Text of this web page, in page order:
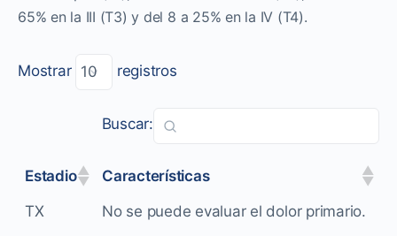
65% en la III (T3) y del 8 a 25% en la IV (T4).
Mostrar registros
Buscar:
Estadio
Características
TX
No se puede evaluar el dolor primario.